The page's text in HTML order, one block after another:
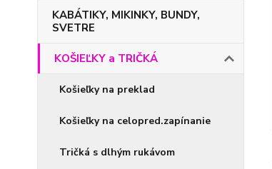
KABÁTIKY, MIKINKY, BUNDY,
SVETRE
KOŠIEĽKY a TRIČKÁ
Košieľky na preklad
Košieľky na celopred.zapínanie
Tričká s dlhým rukávom